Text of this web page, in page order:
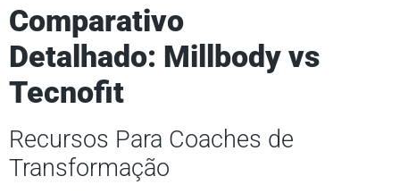
Comparativo
Detalhado: Millbody vs
Tecnofit
Recursos Para Coaches de
Transformação